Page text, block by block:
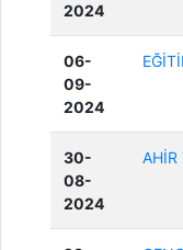
2024
06-
09-
2024
30-
08-
2024
AHİR